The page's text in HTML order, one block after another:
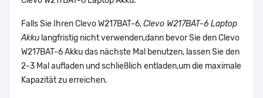
Falls Sie Ihren Clevo W217BAT-6,Clevo W217BAT-6 Laptop
Akku langfristig nicht verwenden,dann bevor Sie den Clevo
W217BAT-6 Akku das nächste Mal benutzen, lassen Sie den
2-3 Mal aufladen und schließlich entladen,um die maximale
Kapazität zu erreichen.